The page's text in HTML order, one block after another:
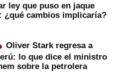
ley que puso en jaque
¿qué cambios implicaría?
Oliver Stark regresa a
lo que dice el ministro
sobre la petrolera